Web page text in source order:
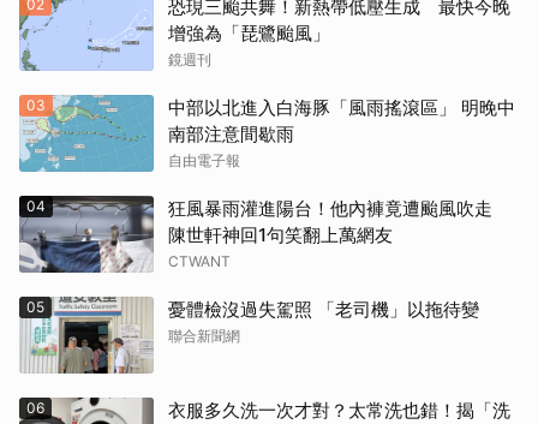
02
恐現三颱共舞！新熱帶低壓生成 最快今晚
增強為「琵鷺颱風」
鏡週刊
03
中部以北進入白海豚「風雨搖滾區」 明晚中
南部注意間歇雨
自由電子報
04
狂風暴雨灌進陽台！他內褲竟遭颱風吹走
陳世軒神回1句笑翻上萬網友
CTWANT
05 憂體檢沒過失駕照 「老司機」以拖待變
聯合新聞網
06
衣服多久洗一次才對？太常洗也錯！揭「洗